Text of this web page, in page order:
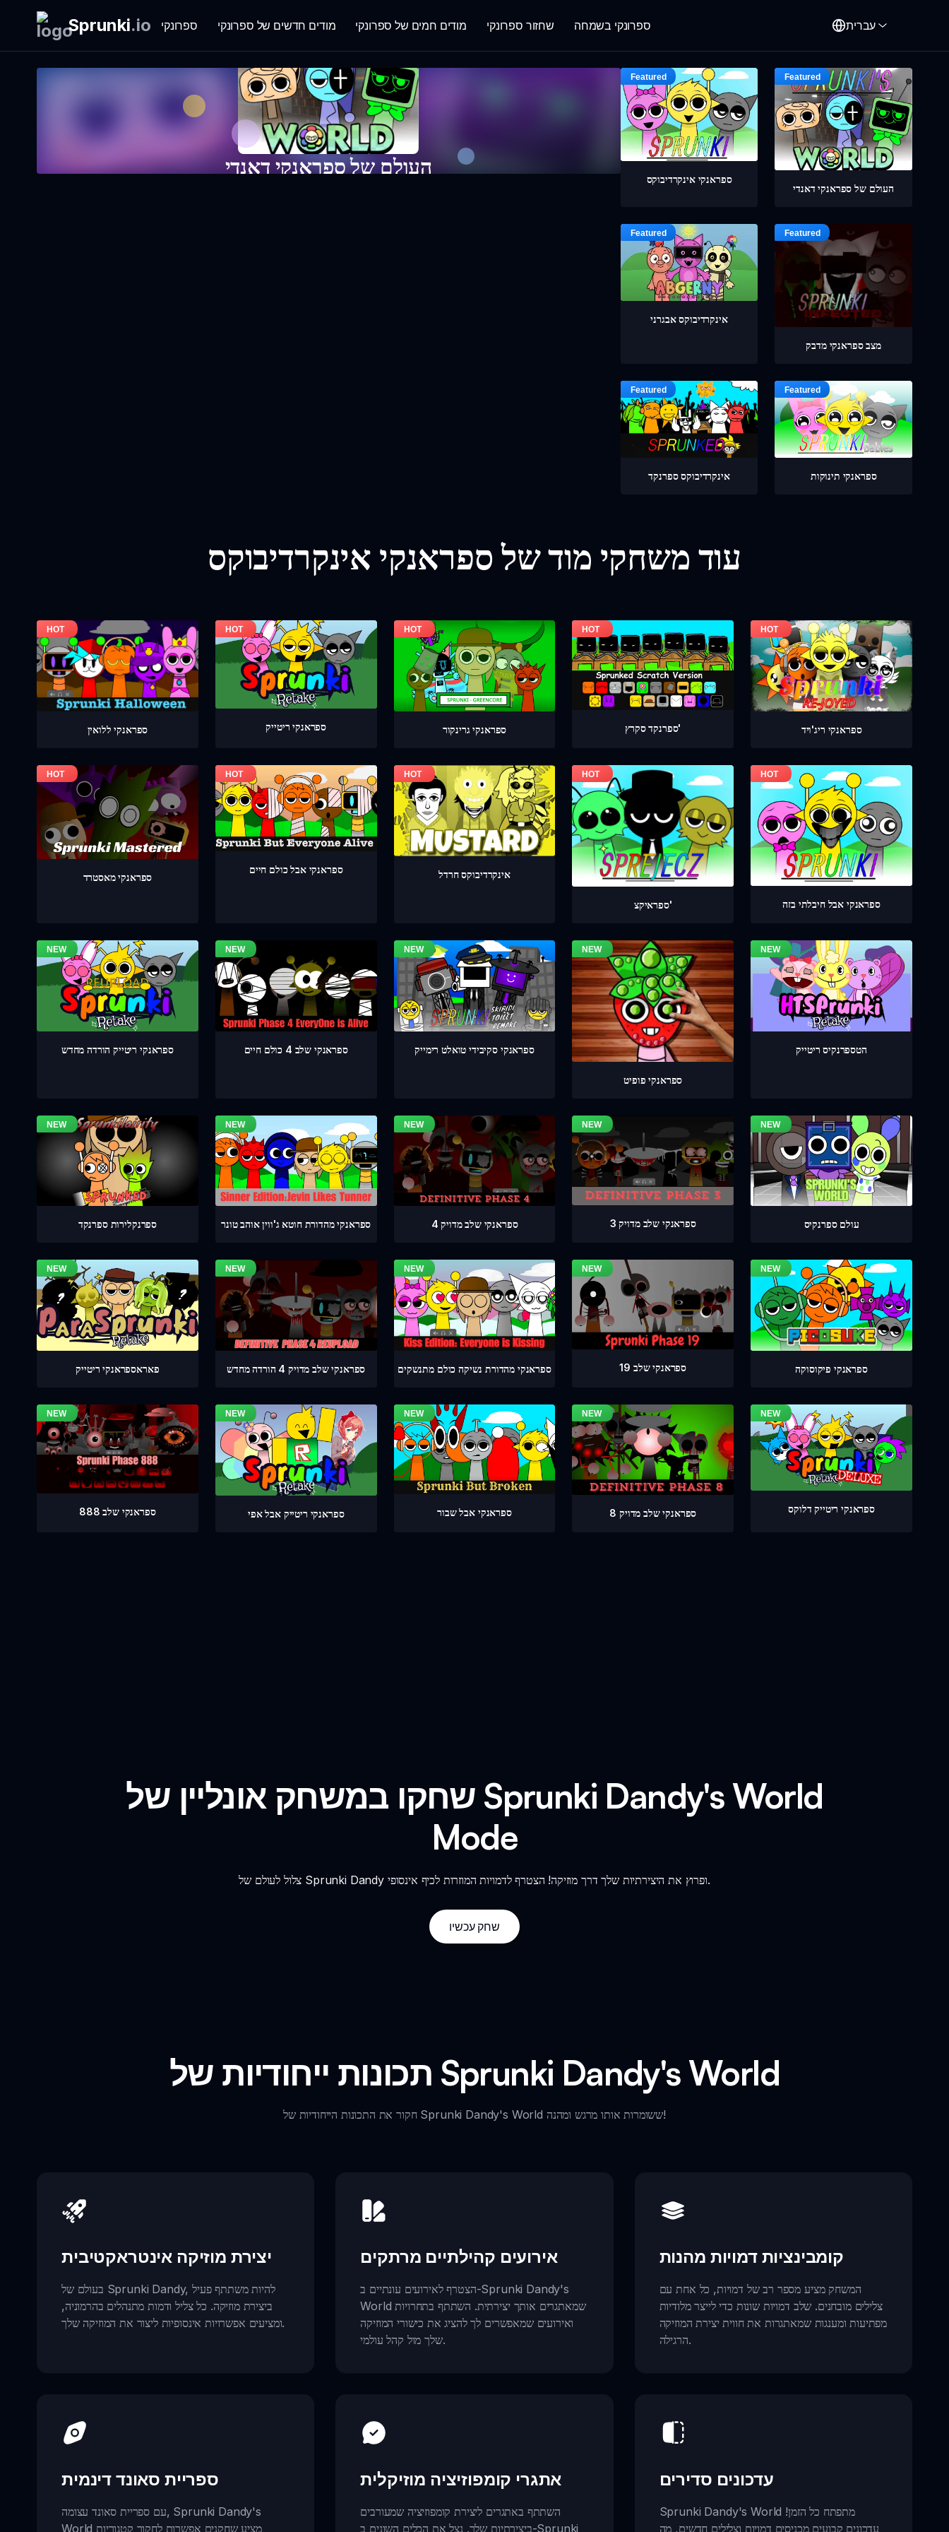
Sprunki.io ספרונקי מודים חדשים של ספרונקי מודים חמים של ספרונקי שחזור ספרונקי ספרונקי בשמחה עברית
העולם של ספראנקי דאנדי ספראנקי אינקרדיבוקס
העולם של ספראנקי דאנדי
אינקרדיבוקס אבגרני
מצב ספראנקי מדבק
אינקרדיבוקס ספרנקד ספראנקי תינוקות
עוד משחקי מוד של ספראנקי אינקרדיבוקס
ספראנקי ללואין ספראנקי ריטייק ספראנקי גרינקור ספרנקד סקרץ' ספראנקי ריג'ויד
ספראנקי מאסטרד
ספראנקי אבל כולם חיים אינקרדיבוקס חרדל
ספראיקצ' ספראנקי אבל חיבלתי בזה
ספראנקי ריטייק הורדה מחדש ספראנקי שלב 4 כולם חיים ספראנקי סקיבידי טואלט רימייק
ספראנקי פופיט
הטספרנקיס ריטייק
ספרנקלירות ספרנקד ספראנקי מהדורת חוטא ג'ווין אוהב טונר ספראנקי שלב מדויק 4 ספראנקי שלב מדויק 3 עולם ספרנקיס
פאראספראנקי ריטייק ספראנקי שלב מדויק 4 הורדה מחדש ספראנקי מהדורת נשיקה כולם מתנשקים ספראנקי שלב 19 ספראנקי פיקוסוקה
ספראנקי שלב 888 ספראנקי ריטייק אבל אפי ספראנקי אבל שבור ספראנקי שלב מדויק 8 ספראנקי ריטייק דלוקס
שחקו במשחק אונליין של Sprunki Dandy's World
Mode
צלול לעולם של Sprunki Dandy ופרוץ את היצירתיות שלך דרך מוזיקה! הצטרף לדמויות המוזרות לכיף אינסופי.
שחק עכשיו
תכונות ייחודיות של Sprunki Dandy's World
חקור את התכונות הייחודיות של Sprunki Dandy's World ששומרות אותו מרגש ומהנה!
יצירת מוזיקה אינטראקטיבית
בעולם של Sprunki Dandy, להיות משתתף פעיל
ביצירת מוזיקה. כל צליל ודמות מתנהלים בהרמוניה,
ומציעים אפשרויות אינסופיות ליצור את המוזיקה שלך.
אירועים קהילתיים מרתקים
הצטרף לאירועים עונתיים ב-Sprunki Dandy's
World שמאתגרים אותך יצירתית. השתתף בתחרויות
ואירועים שמאפשרים לך להציג את כישורי המוזיקה
שלך מול קהל עולמי.
קומבינציות דמויות מהנות
המשחק מציע מספר רב של דמויות, כל אחת עם
צלילים מובחנים. שלב דמויות שונות כדי לייצר מלודיות
מפתיעות ומענגות שמאתגרות את חווית יצירת המוזיקה
הרגילה.
ספריית סאונד דינמית
עם ספריית סאונד עצומה, Sprunki Dandy's
World מציע שחקנים אפשרות לחקור קטגוריות
אתגרי קומפוזיציה מוזיקלית
השתתף באתגרים ליצירת קומפוזיציה שמעורבים
ביצירתיות שלך. נצל את הכלים השונים ב-Sprunki
עדכונים סדירים
Sprunki Dandy's World מתפתח כל הזמן!
עדכונים קבועים מכניסים דמויות וצלילים חדשים, מה